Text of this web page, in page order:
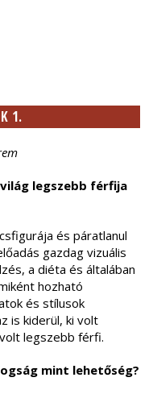
1.
világ legszebb férfija
és páratlanul
gazdag vizuális
a diéta és általában
hozható
és stílusok
is kiderül, ki volt
legszebb férfi.
mint lehetőség?